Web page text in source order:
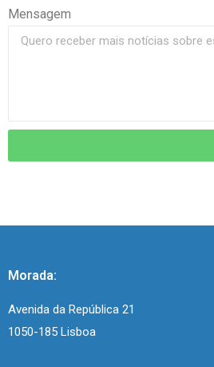
Mensagem
Morada:
Avenida da República 21
1050-185 Lisboa